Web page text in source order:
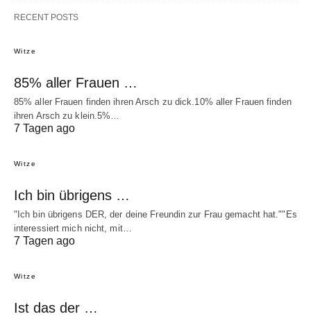
RECENT POSTS
Witze
85% aller Frauen …
85% aller Frauen finden ihren Arsch zu dick.10% aller Frauen finden
ihren Arsch zu klein.5%…
7 Tagen ago
Witze
Ich bin übrigens …
"Ich bin übrigens DER, der deine Freundin zur Frau gemacht hat.""Es
interessiert mich nicht, mit…
7 Tagen ago
Witze
Ist das der …